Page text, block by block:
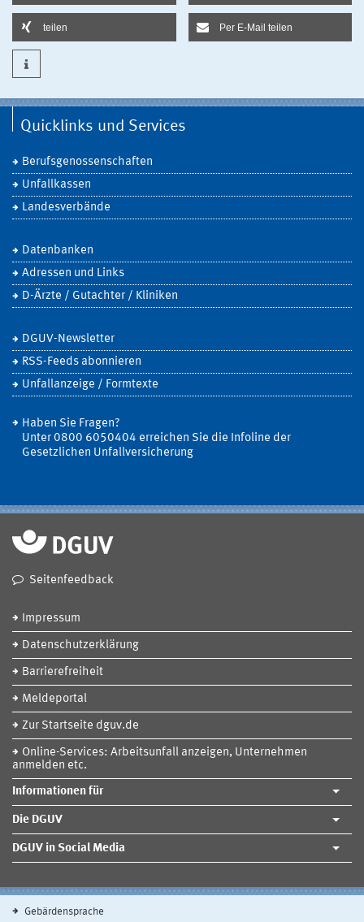
teilen Per E-Mail teilen
Quicklinks und Services
Berufsgenossenschaften
Unfallkassen
Landesverbände
Datenbanken
Adressen und Links
D-Ärzte / Gutachter / Kliniken
DGUV-Newsletter
RSS-Feeds abonnieren
Unfallanzeige / Formtexte
Haben Sie Fragen?
Unter 0800 6050404 erreichen Sie die Infoline der
Gesetzlichen Unfallversicherung
Seitenfeedback
Impressum
Datenschutzerklärung
Barrierefreiheit
Meldeportal
Zur Startseite dguv.de
Online-Services: Arbeitsunfall anzeigen, Unternehmen
anmelden etc.
Informationen für
Die DGUV
DGUV in Social Media
Gebärdensprache